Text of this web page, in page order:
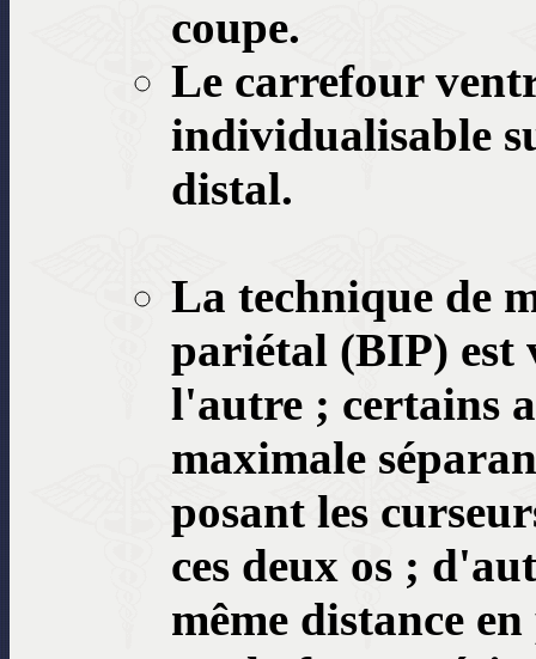
coupe.
Le carrefour
individualisable
distal.
La technique de
pariétal (BIP) est
l'autre ; certains
maximale
posant les
ces deux os ;
même distance